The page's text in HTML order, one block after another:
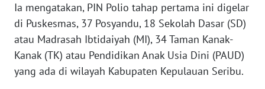
Ia mengatakan, PIN Polio tahap pertama ini digelar
di Puskesmas, 37 Posyandu, 18 Sekolah Dasar (SD)
atau Madrasah Ibtidaiyah (MI), 34 Taman Kanak-
Kanak (TK) atau Pendidikan Anak Usia Dini (PAUD)
yang ada di wilayah Kabupaten Kepulauan Seribu.
WN
PAPUA
WN
RIAU